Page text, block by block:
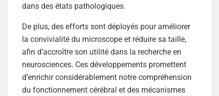
dans des états pathologiques.
De plus, des efforts sont déployés pour améliorer
la convivialité du microscope et réduire sa taille,
afin d’accroître son utilité dans la recherche en
neurosciences. Ces développements promettent
d’enrichir considérablement notre compréhension
du fonctionnement cérébral et des mécanismes